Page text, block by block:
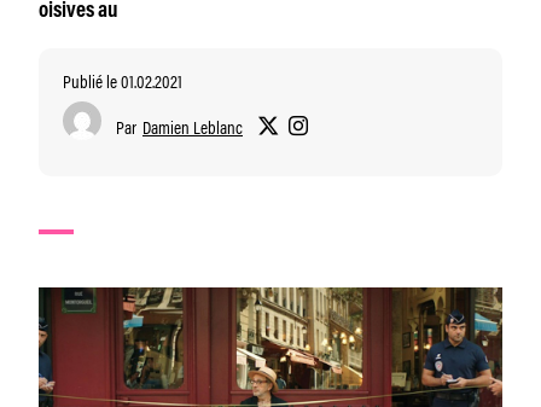
oisives au
Publié le 01.02.2021
Par Damien Leblanc